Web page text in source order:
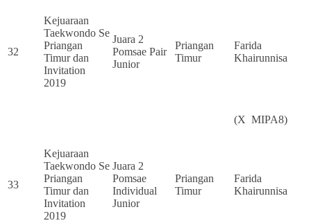
32
Kejuaraan
Taekwondo Se
Priangan
Timur dan
Invitation
2019
Juara 2
Pomsae Pair
Junior
Priangan
Timur
Farida
Khairunnisa
(X MIPA8)
33
Kejuaraan
Taekwondo Se
Priangan
Timur dan
Invitation
2019
Juara 2
Pomsae
Individual
Junior
Priangan
Timur
Farida
Khairunnisa